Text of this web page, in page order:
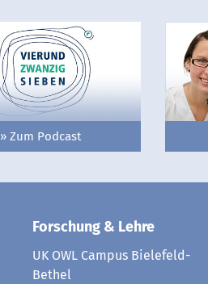
» Zum Podcast
Forschung & Lehre
UK OWL Campus Bielefeld-
Bethel